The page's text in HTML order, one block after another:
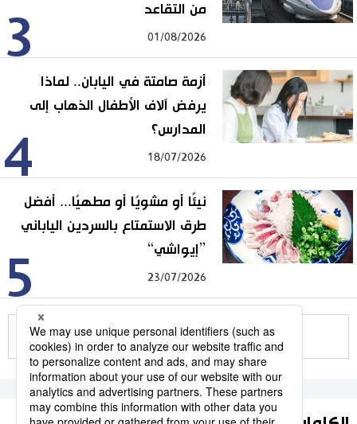
3
من التقاعد
01/08/2026
4
أزمة صامتة في اليابان.. لماذا
يرفض آلاف الأطفال الذهاب إلى
المدارس؟
18/07/2026
5
نيئًا أو مشويًا أو مطهيًا... أفضل
طرق الاستمتاع بالسردين الياباني
”إيواشي“
23/07/2026
للمزيد